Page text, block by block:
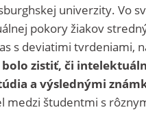
univerzity. Vo
pokory žiakov
s deviatimi tvrdeniami,
bolo zistiť, či
a výslednými
medzi študentmi s